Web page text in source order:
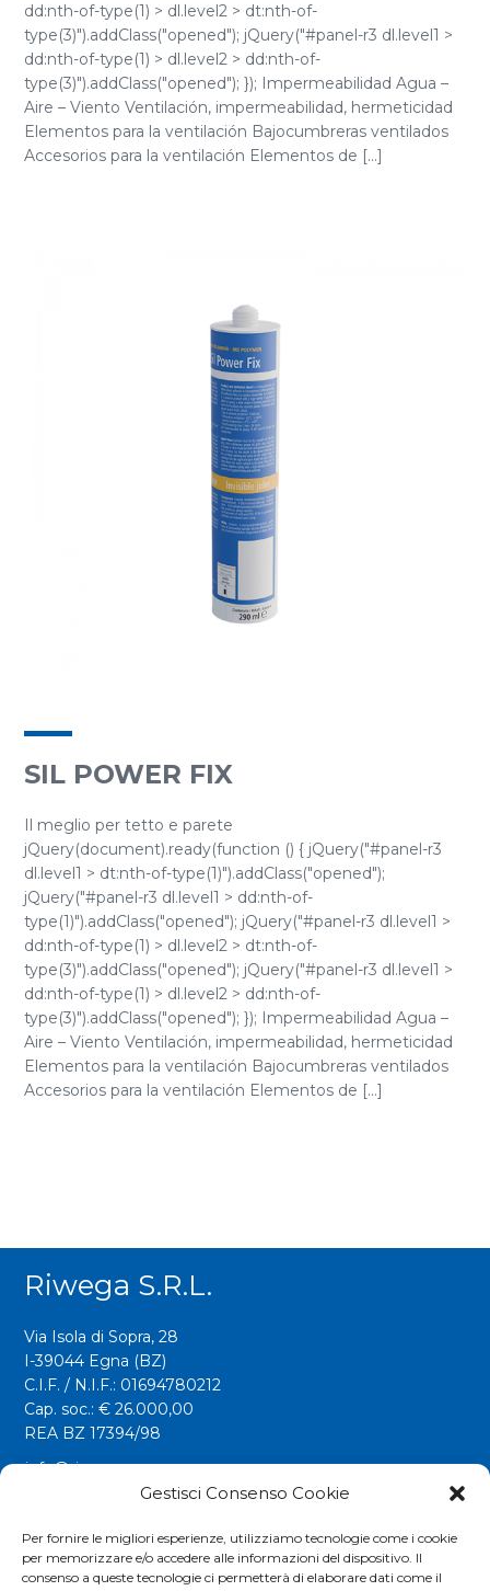
Gestisci Consenso Cookie
Per fornire le migliori esperienze, utilizziamo tecnologie come i cookie
per memorizzare e/o accedere alle informazioni del dispositivo. Il
consenso a queste tecnologie ci permetterà di elaborare dati come il
dd:nth-of-type(1) > dl.level2 > dt:nth-of-
type(3)").addClass("opened"); jQuery("#panel-r3 dl.level1 >
dd:nth-of-type(1) > dl.level2 > dd:nth-of-
type(3)").addClass("opened"); }); Impermeabilidad Agua –
Aire – Viento Ventilación, impermeabilidad, hermeticidad
Elementos para la ventilación Bajocumbreras ventilados
Accesorios para la ventilación Elementos de [...]
SIL POWER FIX
Il meglio per tetto e parete
jQuery(document).ready(function () { jQuery("#panel-r3
dl.level1 > dt:nth-of-type(1)").addClass("opened");
jQuery("#panel-r3 dl.level1 > dd:nth-of-
type(1)").addClass("opened"); jQuery("#panel-r3 dl.level1 >
dd:nth-of-type(1) > dl.level2 > dt:nth-of-
type(3)").addClass("opened"); jQuery("#panel-r3 dl.level1 >
dd:nth-of-type(1) > dl.level2 > dd:nth-of-
type(3)").addClass("opened"); }); Impermeabilidad Agua –
Aire – Viento Ventilación, impermeabilidad, hermeticidad
Elementos para la ventilación Bajocumbreras ventilados
Accesorios para la ventilación Elementos de [...]
Riwega S.r.l.
Via Isola di Sopra, 28
I-39044 Egna (BZ)
C.I.F. / N.I.F.: 01694780212
Cap. soc.: € 26.000,00
REA BZ 17394/98
info@riwega.com
riwega@legalmail.it
Fax. +39 0471 827555